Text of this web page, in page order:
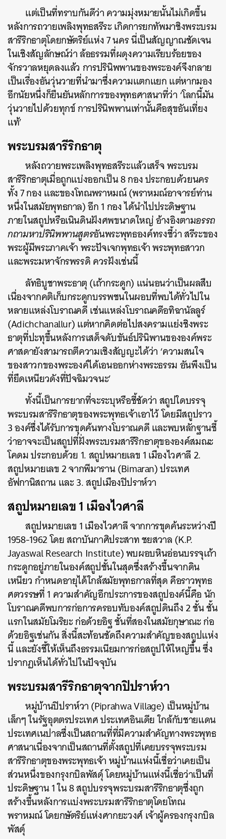
แต่เป็นที่ทราบกันดีว่า ความมุ่งหมายนั้นไม่เกิดขึ้น
หลังการถวายเพลิงพุทธสรีระ เกิดการยกทัพมาชิงพระบรม
สารีริกธาตุโดยกษัตริย์แห่ง 7 นคร นี่เป็นสัญญาณชัดเจน
ในเชิงสัญลักษณ์ว่า ล้อธรรมที่ผดุงความเรียบร้อยของ
จักรวาลหยุดลงแล้ว การปรินิพพานของพระองค์จึงกลาย
เป็นเรื่องอันวุ่นวายที่นำมาซึ่งความแตกแยก แต่หากมอง
อีกนัยหนึ่งก็ยืนยันหลักการของพุทธศาสนาที่ว่า ‘โลกนี้มัน
วุ่นวายไปด้วยทุกข์ การปรินิพพานเท่านั้นคือสุขอันเที่ยง
แท้’
พระบรมสารีริกธาตุ
หลังถวายพระเพลิงพุทธสรีระแล้วเสร็จ พระบรม
สารีริกธาตุเมื่อถูกแบ่งออกเป็น 8 กอง ประกอบด้วยนคร
ทั้ง 7 กอง และของโทณพราหมณ์ (พราหมณ์อาจารย์ท่าน
หนึ่งในสมัยพุทธกาล)อีก 1 กอง ได้นำไปประดิษฐาน
ภายในสถูปหรือเนินดินฝังศพขนาดใหญ่ อ้างอิงตามอรรถ
กถามหาปรินิพพานสูตรอันพระพุทธองค์ทรงชี้ว่า สรีระของ
พระผู้มีพระภาคเจ้า พระปัจเจกพุทธเจ้า พระพุทธสาวก
และพระมหาจักรพรรดิควรฝังเช่นนี้
ลัทธิบูชาพระธาตุ (เถ้ากระดูก) แน่นอนว่าเป็นผลสืบ
เนื่องจากคติเก็บกระดูกบรรพชนในผอบที่พบได้ทั่วไปใน
หลายแหล่งโบราณคดี เช่นแหล่งโบราณคดีอทิฉานัลลูร์
(Adichchanallur) แต่หากคิดต่อไปสงครามแย่งชิงพระ
ธาตุที่ปะทุขึ้นหลังการเสด็จดับขันธ์ปรินิพานขององค์พระ
ศาสดายังสามารถตีความเชิงสัญญะได้ว่า ‘ความสนใจ
ของสาวกของพระองค์ได้เอนออกห่างพระธรรม อันพึงเป็น
ที่ยึดเหนียวดังที่ปัจฉิมวจนะ’
ทั้งนี้เป็นการยากที่จะระบุหรือชี้ชัดว่า สถูปใดบรรจุ
พระบรมสารีริกธาตุของพระพุทธเจ้าเอาไว้ โดยมีสถูปราว
3 องค์ซึ่งได้รับการขุดค้นทางโบราณคดี และพบหลักฐานชี้
ว่าอาจจะเป็นสถูปที่ฝั่งพระบรมสารีริกธาตุขององค์สมณะ
โคดม ประกอบด้วย 1. สถูปหมายเลข 1 เมืองไวศาลี 2.
สถูปหมายเลข 2 จากพีมาราน (Bimaran) ประเทศ
อัฟกานิสถาน และ 3. สถูปเมืองปิปราห์วา
สถูปหมายเลข 1 เมืองไวศาลี
สถูปหมายเลข 1 เมืองไวศาลี จากการขุดค้นระหว่างปี
1958-1962 โดย สถาบันกาศิประสาท ชยสวาล (K.P.
Jayaswal Research Institute) พบผอบหินอ่อนบรรจุเถ้า
กระดูกอยู่ภายในองค์สถูปชั้นในสุดซึ่งสร้างขึ้นจากดิน
เหนียว กำหนดอายุได้ใกล้สมัยพุทธกาลที่สุด คือราวพุทธ
ศตวรรษที่ 1 ความสำคัญอีกประการของสถูปองค์นี้คือ นัก
โบราณคดีพบการก่อการครอบทับองค์สถูปดินถึง 2 ชั้น ชั้น
แรกในสมัยโมริยะ ก่อด้วยอิฐ ชั้นที่สองในสมัยกุษาณะ ก่อ
ด้วยอิฐเช่นกัน สิ่งนี้สะท้อนชัดถึงความสำคัญของสถูปแห่ง
นี้ และยังชี้ให้เห็นถึงธรรมเนียมการก่อสถูปให้ใหญ่ขึ้น ซึ่ง
ปรากฏเห็นได้ทั่วไปในปัจจุบัน
พระบรมสารีริกธาตุจากปิปราห์วา
หมู่บ้านปิปราห์วา (Piprahwa Village) เป็นหมู่บ้าน
เล็กๆ ในรัฐอุตตรประเทศ ประเทศอินเดีย ใกล้กับชายแดน
ประเทศเนปาลซึ่งเป็นสถานที่ที่มีความสำคัญทางพระพุทธ
ศาสนาเนื่องจากเป็นสถานที่ตั้งสถูปที่เคยบรรจุพระบรม
สารีริกธาตุของพระพุทธเจ้า หมู่บ้านแห่งนี้เชื่อว่าเคยเป็น
ส่วนหนึ่งของกรุงกบิลพัสดุ์ โดยหมู่บ้านแห่งนี้เชื่อว่าเป็นที่
ประดิษฐาน 1 ใน 8 สถูปบรรจุพระบรมสารีริกธาตุซึ่งถูก
สร้างขึ้นหลังการแบ่งพระบรมสารีริกธาตุโดยโทณ
พราหมณ์ โดยกษัตริย์แห่งศากยะวงศ์ เจ้าผู้ครองกรุงกบิล
พัสดุ์